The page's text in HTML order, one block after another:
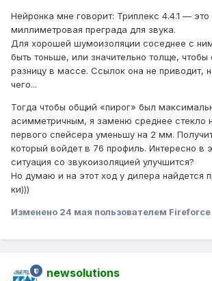
Нейронка мне говорит: Триплекс 4.4.1 — это
миллиметровая преграда для звука.
Для хорошей шумоизоляции соседнее с
быть тоньше, или значительно толще, чтобы
разницу в массе. Ссылок она не приводит,
чего...
Тогда чтобы общий «пирог» был
асимметричным, я заменю среднее стекло
первого спейсера уменьшу на 2 мм.
который войдет в 76 профиль. Интересно в
ситуация со звукоизоляцией улучшится?
Но думаю и на этот ход у дилера найдется
ки)))
Изменено 24 мая пользователем Fireforce
newsolutions